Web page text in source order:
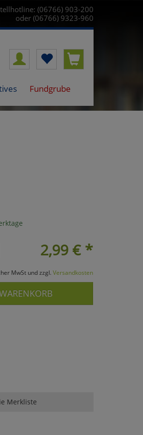
(06766) 903-200
oder (06766) 9323-960
Fundgrube
2,99 €*
MwSt und zzgl. Versandkosten
Merkliste